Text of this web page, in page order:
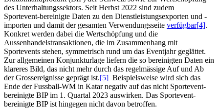
des Unterhaltungssektors. Seit Herbst 2022 sind zudem
Sportevent‑bereinigte Daten zu den Dienstleistungsexporten und -
importen und damit der gesamten Verwendungsseite verfügbar[4].
Konkret werden dabei die Wertschöpfung und die
Aussenhandelstransaktionen, die im Zusammenhang mit
Sportevents stehen, symmetrisch rund um das Eventjahr geglättet.
Zur allgemeinen Konjunkturlage liefern die so bereinigten Daten ein
klareres Bild, das nicht mehr durch das regelmässige Auf und Ab
der Grossereignisse geprägt ist.[5] Beispielsweise wird sich das
Ende der Fussball‑WM in Katar negativ auf das nicht Sportevent-
bereinigte BIP im 1. Quartal 2023 auswirken. Das Sportevent-
bereinigte BIP ist hingegen nicht davon betroffen.